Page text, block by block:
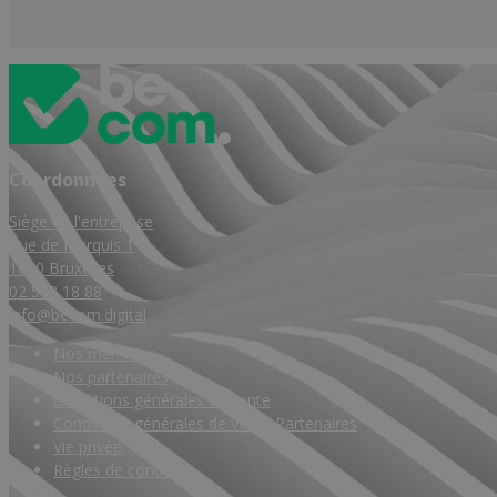
Coordonnées
Siège de l'entreprise
Rue de Marquis 1
1000 Bruxelles
02 588 18 88
info@becom.digital
Nos membres
Nos partenaires
Conditions générales de vente
Conditions générales de vente Partenaires
Vie privée
Règles de conduite